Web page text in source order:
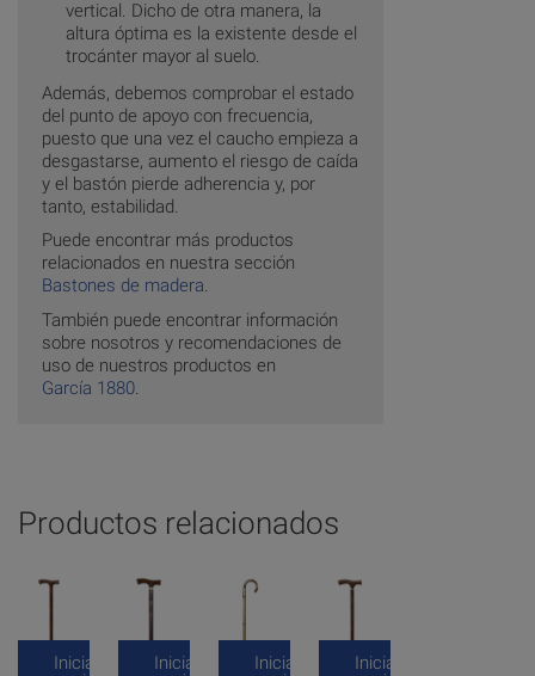
vertical. Dicho de otra manera, la
altura óptima es la existente desde el
trocánter mayor al suelo.
Además, debemos comprobar el estado
del punto de apoyo con frecuencia,
puesto que una vez el caucho empieza a
desgastarse, aumento el riesgo de caída
y el bastón pierde adherencia y, por
tanto, estabilidad.
Puede encontrar más productos
relacionados en nuestra sección
Bastones de madera.
También puede encontrar información
sobre nosotros y recomendaciones de
uso de nuestros productos en
García 1880
Productos relacionados
Inicia
Inicia
Inicia
Inicia